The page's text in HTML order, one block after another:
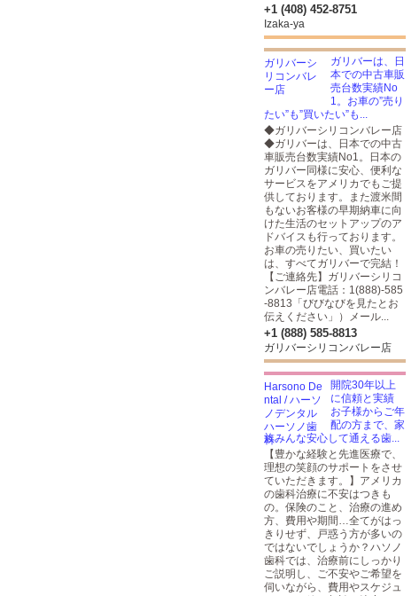
+1 (408) 452-8751
Izaka-ya
ガリバーは、日
本での中古車販
売台数実績No
1。お車の”売り
たい”も”買いたい”も...
◆ガリバーシリコンバレー店
◆ガリバーは、日本での中古
車販売台数実績No1。日本の
ガリバー同様に安心、便利な
サービスをアメリカでもご提
供しております。また渡米間
もないお客様の早期納車に向
けた生活のセットアップのア
ドバイスも行っております。
お車の売りたい、買いたい
は、すべてガリバーで完結！
【ご連絡先】ガリバーシリコ
ンバレー店電話：1(888)-585
-8813「びびなびを見たとお
伝えください」）メール...
+1 (888) 585-8813
ガリバーシリコンバレー店
開院30年以上
に信頼と実績
お子様からご年
配の方まで、家
族みんな安心して通える歯...
【豊かな経験と先進医療で、
理想の笑顔のサポートをさせ
ていただきます。】アメリカ
の歯科治療に不安はつきも
の。保険のこと、治療の進め
方、費用や期間…全てがはっ
きりせず、戸惑う方が多いの
ではないでしょうか？ハソノ
歯科では、治療前にしっかり
ご説明し、ご不安やご希望を
伺いながら、費用やスケジュ